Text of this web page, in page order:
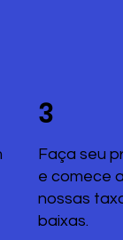
3
Faça seu
e comece
nossas
baixas.